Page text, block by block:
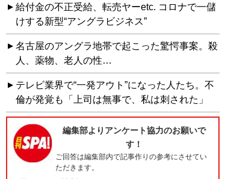
給付金の不正受給、転売ヤーetc. コロナで一儲
けする新型“アングラビジネス”
名古屋のアングラ地帯で起こった驚愕事案。殺
人、薬物、老人の性…
テレビ業界で“一発アウト”になった人たち。不
倫が発覚も「上司は無事で、私は刺された」